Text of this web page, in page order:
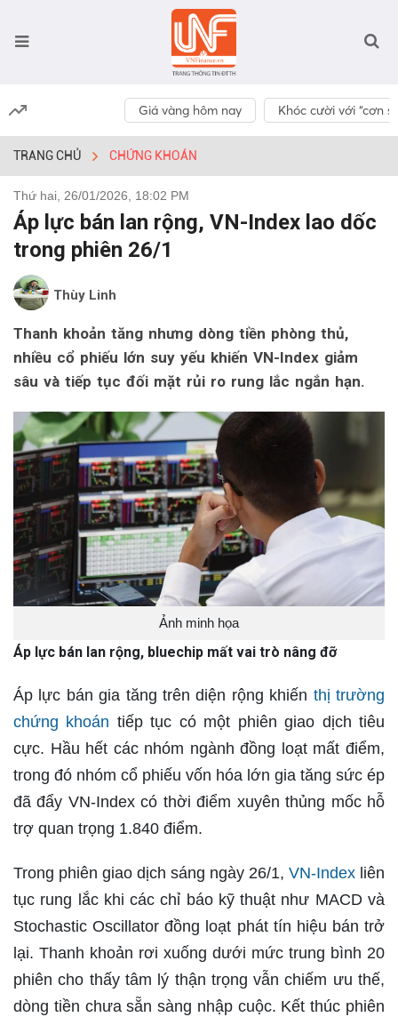
Giá vàng hôm nay Khóc cười với “cơn
TRANG CHỦ CHỨNG KHOÁN
Thứ hai, 26/01/2026, 18:02 PM
Áp lực bán lan rộng, VN-Index lao dốc
trong phiên 26/1
Thùy Linh
Thanh khoản tăng nhưng dòng tiền phòng thủ,
nhiều cổ phiếu lớn suy yếu khiến VN-Index giảm
sâu và tiếp tục đối mặt rủi ro rung lắc ngắn hạn.
Ảnh minh họa
Áp lực bán lan rộng, bluechip mất vai trò nâng đỡ
Áp lực bán gia tăng trên diện rộng khiến thị trường
chứng khoán tiếp tục có một phiên giao dịch tiêu
cực. Hầu hết các nhóm ngành đồng loạt mất điểm,
trong đó nhóm cổ phiếu vốn hóa lớn gia tăng sức ép
đã đẩy VN-Index có thời điểm xuyên thủng mốc hỗ
trợ quan trọng 1.840 điểm.
Trong phiên giao dịch sáng ngày 26/1, VN-Index liên
tục rung lắc khi các chỉ báo kỹ thuật như MACD và
Stochastic Oscillator đồng loạt phát tín hiệu bán trở
lại. Thanh khoản rơi xuống dưới mức trung bình 20
phiên cho thấy tâm lý thận trọng vẫn chiếm ưu thế,
dòng tiền chưa sẵn sàng nhập cuộc. Kết thúc phiên